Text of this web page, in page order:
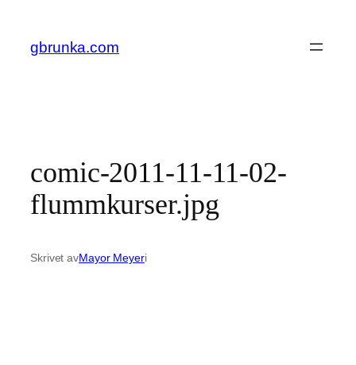
innehåll
gbrunka.com
comic-2011-11-11-02-
flummkurser.jpg
Skrivet avMayor Meyeri